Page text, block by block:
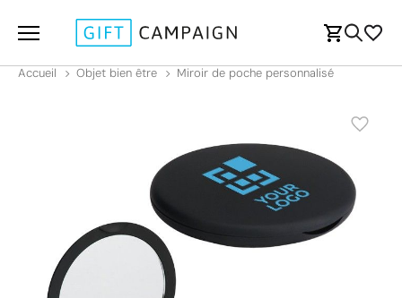
Accueil Objet bien être Miroir de poche personnalisé